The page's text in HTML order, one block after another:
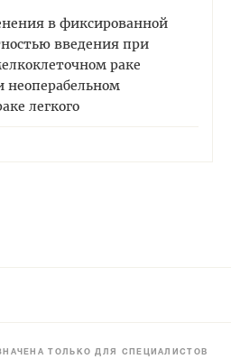
в фиксированной
введения при
раке
неоперабельном
легкого
ТОЛЬКО ДЛЯ СПЕЦИАЛИСТОВ